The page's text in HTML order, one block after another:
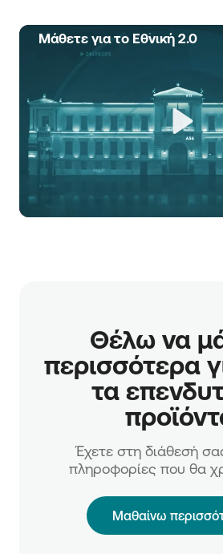
Play
Μάθετε για το Εθνική 2.0
Θέλω να
περισσότερα
τα
Έχετε στη διάθεσή
πληροφορίες που θα
Μαθαίνω